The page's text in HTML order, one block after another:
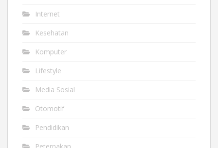
Internet
Kesehatan
Komputer
Lifestyle
Media Sosial
Otomotif
Pendidikan